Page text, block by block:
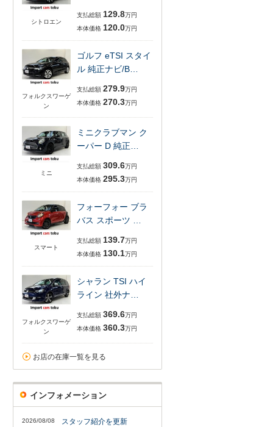
シトロエン
支払総額 129.8万円
本体価格 120.0万円
フォルクスワーゲ
ン
ゴルフ eTSI スタイ
ル 純正ナビ/B…
支払総額 279.9万円
本体価格 270.3万円
ミニ
ミニクラブマン ク
ーパー D 純正…
支払総額 309.6万円
本体価格 295.3万円
スマート
フォーフォー ブラ
バス スポーツ …
支払総額 139.7万円
本体価格 130.1万円
フォルクスワーゲ
ン
シャラン TSI ハイ
ライン 社外ナ…
支払総額 369.6万円
本体価格 360.3万円
お店の在庫一覧を見る
インフォメーション
2026/08/08 スタッフ紹介を更新